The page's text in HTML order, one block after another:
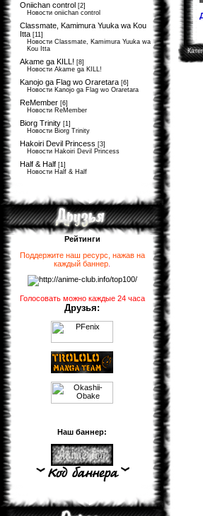
Oniichan control [2]
Новости oniichan control
Classmate, Kamimura Yuuka wa Kou
Itta [11]
Новости Classmate, Kamimura Yuuka wa
Kou Itta
Akame ga KILL! [8]
Новости Akame ga KILL!
Kanojo ga Flag wo Oraretara [6]
Новости Kanojo ga Flag wo Oraretara
ReMember [6]
Новости ReMember
Biorg Trinity [1]
Новости Biorg Trinity
Hakoiri Devil Princess [3]
Новости Hakoiri Devil Princess
Half & Half [1]
Новости Half & Half
Рейтинги
Поддержите наш ресурс, нажав на
каждый баннер
Голосовать можно каждые 24 часа
Друзья:
Наш баннер: